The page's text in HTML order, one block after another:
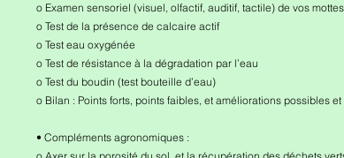
o Examen sensoriel (visuel, olfactif, auditif, tactile) de vos
o Test de la présence de calcaire actif
o Test eau oxygénée
o Test de résistance à la dégradation par l’eau
o Test du boudin (test bouteille d’eau)
o Bilan : Points forts, points faibles, et améliorations possibles
• Compléments agronomiques :